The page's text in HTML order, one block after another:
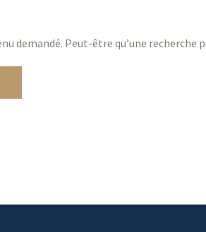
demandé. Peut-être qu’une recherche